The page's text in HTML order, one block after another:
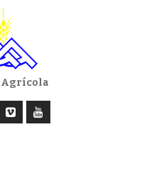
Agrícola